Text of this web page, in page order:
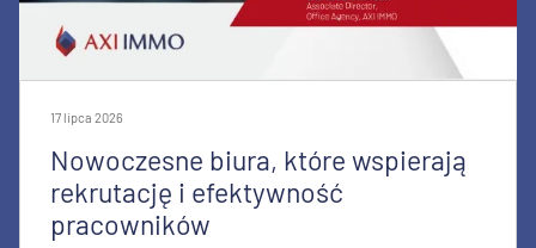
17 lipca 2026
Nowoczesne biura, które wspierają
rekrutację i efektywność
pracowników